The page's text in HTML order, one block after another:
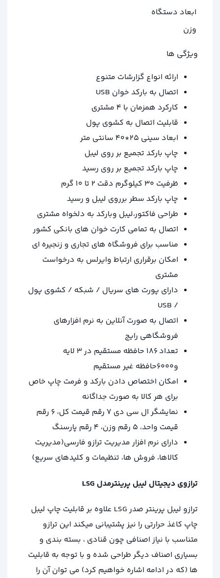
ابعاد دستگاه
وزن
ویژگی ها
ارائه انواع گزارشات متنوع
اتصال به بارکد خوان USB
کارکرد همزمان با ۴ مشتری
قابلیت اتصال به کشوی پول
ابعاد سینی ۲۵*۴۰ سانتی متر
چاپ بارکد تجمیع بر روی لیبل
چاپ بارکد تجمیع بر روی رسید
ظرفیت ۳۰ کیلوگرم دقت ۲ تا ۱۰ گرم
چاپ بارکد سطر برروی لیبل و رسید
طراحی فاکتور،لیبل وبارکد به دلخواه مشتری
اتصال به تمامی کارت خوان های بانکی کشور
مناسب برای فروشگاه های تجاری و زنجیره ای
امکان برقراری ارتباط وایرلس به درخواست
مشتری
دارای پورت های سریال / شبکه / کشوی پول
/ USB
اتصال به صورت آنلاین به نرم افزارهای
فروشگاهی رایج
تعداد ۱۸۶ حافظه مستقیم در ۳ لایه
و۶۰۰۰حافظه غیر مستقیم
امکان اختصاص دادن بارکد و فرمت چاپ خاص
برای هر کالا به صورت جداگانه
نمایشگر ال سی دی ۷ رقم قیمت کل، ۶ رقم
قیمت واحد، ۵ رقم وزن، ۴ رقم پارسنگ
دارای نرم افزار مدیریت ترازو فارسی(مدیریت
کالاها، فروش ها، تنظیمات و کلیدهای سریع)
ترازوی دیجیتال لیبل پرینترمدل LSG
ترازو لیبل پرینتر صدر LSG علاوه بر قابلیت چاپ لیبل
چاپ کاغذ حرارتی را نیز پشتیبانی میکند این ترازو
متناسب با نیاز اصنافی چون قنادی ، بسته بندی و
بسیاری اصناف دیگر طراحی شده و با توجه به قابلیت
ها (که در ادامه اشاره خواهیم کرد) می توان آن را